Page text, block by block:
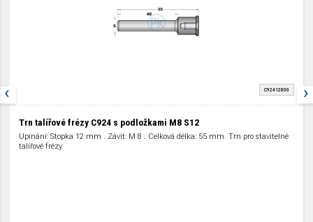
C92412800
Trn talířové frézy C924 s podložkami M8 S12
Upínání: Stopka 12 mm . Závit: M 8 . Celková délka: 55 mm. Trn pro stavitelné
talířové frézy.
‹ ›